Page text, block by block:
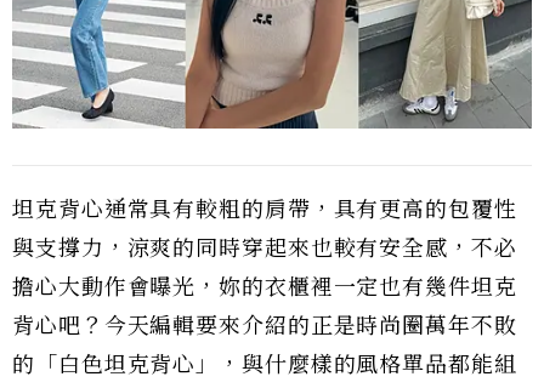
坦克背心通常具有較粗的肩帶，具有更高的包覆性
與支撐力，涼爽的同時穿起來也較有安全感，不必
擔心大動作會曝光，妳的衣櫃裡一定也有幾件坦克
背心吧？今天編輯要來介紹的正是時尚圈萬年不敗
的「白色坦克背心」，與什麼樣的風格單品都能組